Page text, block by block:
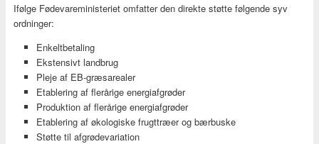
Ifølge Fødevareministeriet omfatter den direkte støtte følgende syv
ordninger:
Enkeltbetaling
Ekstensivt landbrug
Pleje af EB-græsarealer
Etablering af flerårige energiafgrøder
Produktion af flerårige energiafgrøder
Etablering af økologiske frugttræer og bærbuske
Støtte til afgrødevariation